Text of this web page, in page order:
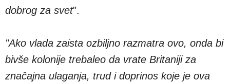
dobrog za svet".
"Ako vlada zaista ozbiljno razmatra ovo, onda bi
bivše kolonije trebaleo da vrate Britaniji za
značajna ulaganja, trud i doprinos koje je ova